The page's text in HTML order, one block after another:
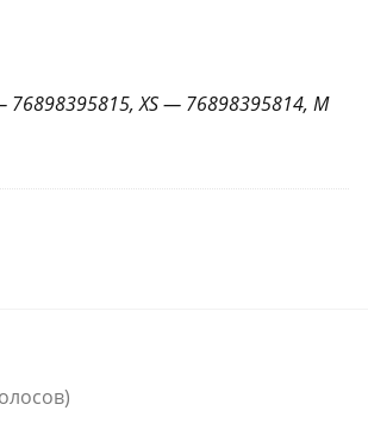
XS — 76898395814, M